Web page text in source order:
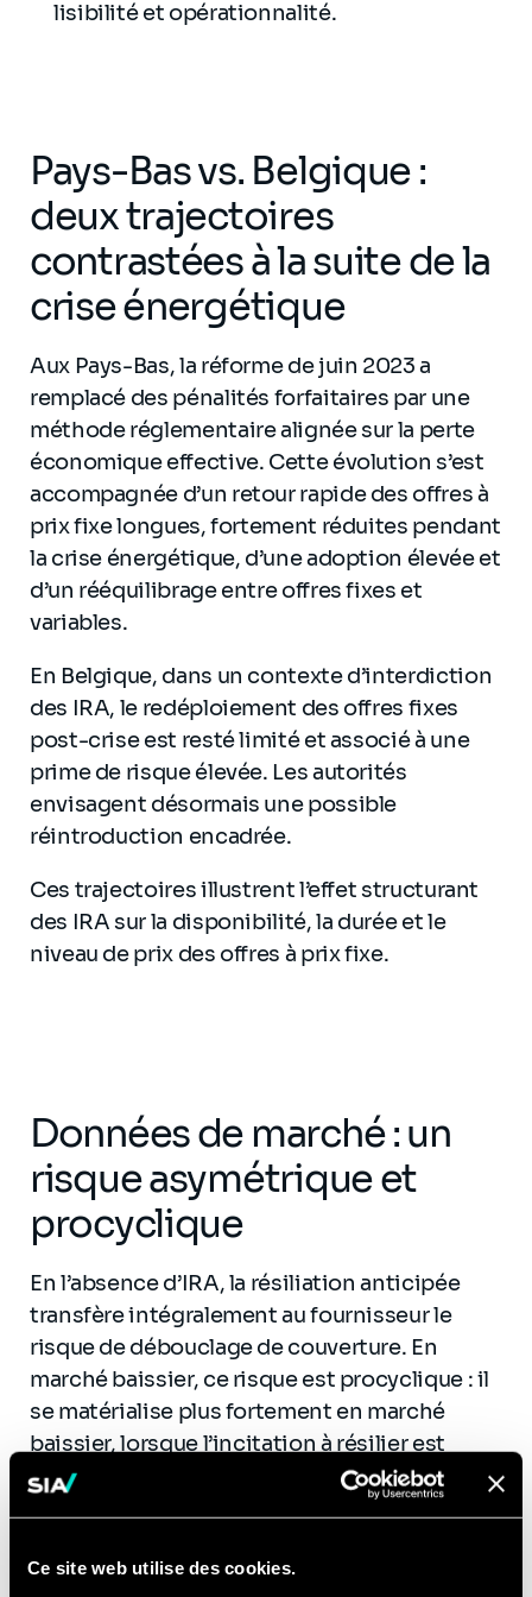
Ce site web utilise des cookies.
lisibilité et opérationnalité.
Pays-Bas vs. Belgique :
deux trajectoires
contrastées à la suite de la
crise énergétique
Aux Pays-Bas, la réforme de juin 2023 a
remplacé des pénalités forfaitaires par une
méthode réglementaire alignée sur la perte
économique effective. Cette évolution s’est
accompagnée d’un retour rapide des offres à
prix fixe longues, fortement réduites pendant
la crise énergétique, d’une adoption élevée et
d’un rééquilibrage entre offres fixes et
variables.
En Belgique, dans un contexte d’interdiction
des IRA, le redéploiement des offres fixes
post-crise est resté limité et associé à une
prime de risque élevée. Les autorités
envisagent désormais une possible
réintroduction encadrée.
Ces trajectoires illustrent l’effet structurant
des IRA sur la disponibilité, la durée et le
niveau de prix des offres à prix fixe.
Données de marché : un
risque asymétrique et
procyclique
En l’absence d’IRA, la résiliation anticipée
transfère intégralement au fournisseur le
risque de débouclage de couverture. En
marché baissier, ce risque est procyclique : il
se matérialise plus fortement en marché
baissier, lorsque l’incitation à résilier est
maximale. Le fournisseur, ayant couvert sa
position à terme, supporte alors un coût de
potentiellement significatif.